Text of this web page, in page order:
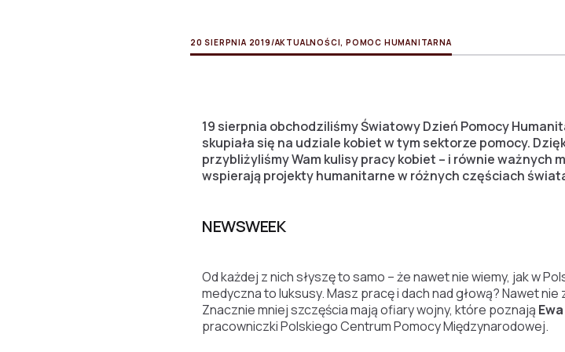
20 SIERPNIA 2019 /AKTUALNOŚCI,POMOC HUMANITARNA
19 sierpnia obchodziliśmy Światowy Dzień Pomocy
skupiała się na udziale kobiet w tym sektorze pomocy.
przybliżyliśmy Wam kulisy pracy kobiet – i równie ważnych
wspierają projekty humanitarne w różnych częściach
NEWSWEEK
Od każdej z nich słyszę to samo – że nawet nie wiemy, jak w
medyczna to luksusy. Masz pracę i dach nad głową? Nawet
Znacznie mniej szczęścia mają ofiary wojny, które poznają
pracowniczki Polskiego Centrum Pomocy Międzynarodowej.